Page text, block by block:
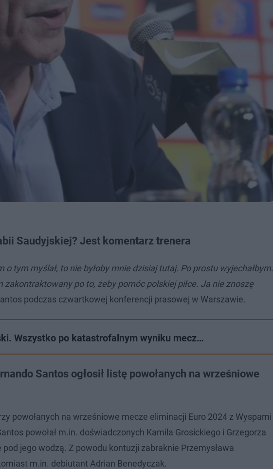
Saudyjskiej? Jest komentarz trenera
o tym myślał, to nie byłoby mnie dzisiaj tutaj. Po prostu wyjechałbym.
po to, żeby pomóc polskiej piłce. Ja nie znoszę
podczas czwartkowej konferencji prasowej w Warszawie.
Wszystko po katastrofalnym wyniku mecz…
Santos ogłosił listę powołanych na wrześniowe
powołanych na wrześniowe mecze eliminacji Euro 2024 z Wyspami
powołał m.in. doświadczonych Kamila Grosickiego i Grzegorza
jego wodzą. Z powodu kontuzji zabraknie Przemysława
m.in. debiutant Adrian Benedyczak.